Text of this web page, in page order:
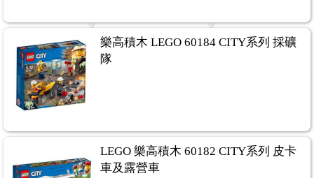
樂高積木 LEGO 60184 CITY系列 採礦
隊
LEGO 樂高積木 60182 CITY系列 皮卡
車及露營車